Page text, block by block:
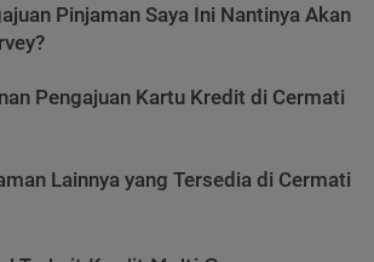
Pinjaman Saya Ini Nantinya Akan
Pengajuan Kartu Kredit di Cermati
Lainnya yang Tersedia di Cermati